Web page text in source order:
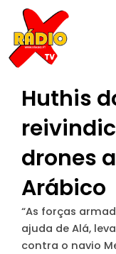
content
Huthis
drones
Arábico
“As forças
ajuda de Alá,
contra o navio